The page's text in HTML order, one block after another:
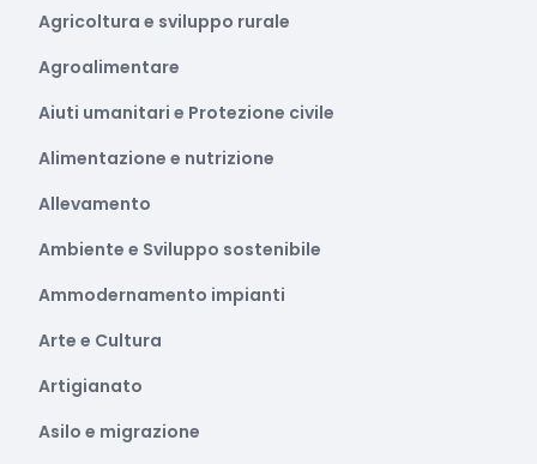
Agricoltura e sviluppo rurale
Agroalimentare
Aiuti umanitari e Protezione civile
Alimentazione e nutrizione
Allevamento
Ambiente e Sviluppo sostenibile
Ammodernamento impianti
Arte e Cultura
Artigianato
Asilo e migrazione